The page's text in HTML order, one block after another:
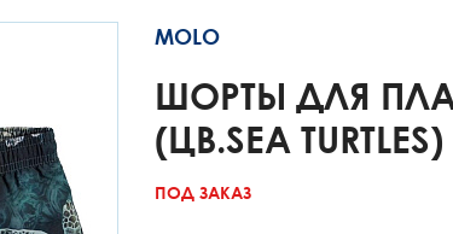
MOLO
ШОРТЫ ДЛЯ
(ЦВ.SEA
ПОД ЗАКАЗ